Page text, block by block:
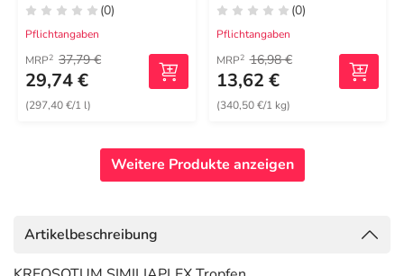
(0)
Pflichtangaben
MRP2 37,79 €
29,74 €
(297,40 €/1 l)
(0)
Pflichtangaben
MRP2 16,98 €
13,62 €
(340,50 €/1 kg)
Weitere Produkte anzeigen
Artikelbeschreibung